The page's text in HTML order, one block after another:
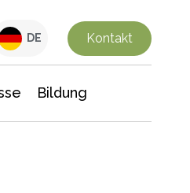
DE Kontakt
Bildung